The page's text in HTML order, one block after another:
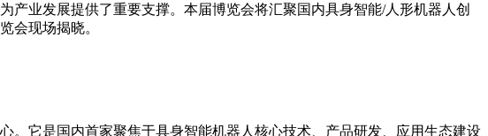
业发展提供了重要支撑。本届博览会将汇聚国内具身智能/人形机器人创
会现场揭晓。
它是国内首家聚焦于具身智能机器人核心技术、产品研发、应用生态建设